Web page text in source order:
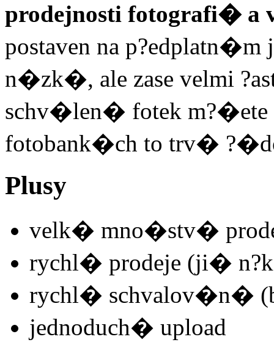
prodejnosti fotografi� a
postaven na p?edplatn�m
n�zk�, ale zase velmi
schv�len� fotek m?�ete
fotobank�ch to trv�
Plusy
velk� mno�stv�
rychl� prodeje (ji�
rychl� schvalov�n�
jednoduch� upload